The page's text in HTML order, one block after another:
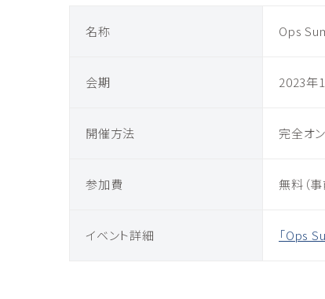
名称 Ops
会期 2023年
開催方法 完全オ
参加費 無料（
イベント詳細 「Ops